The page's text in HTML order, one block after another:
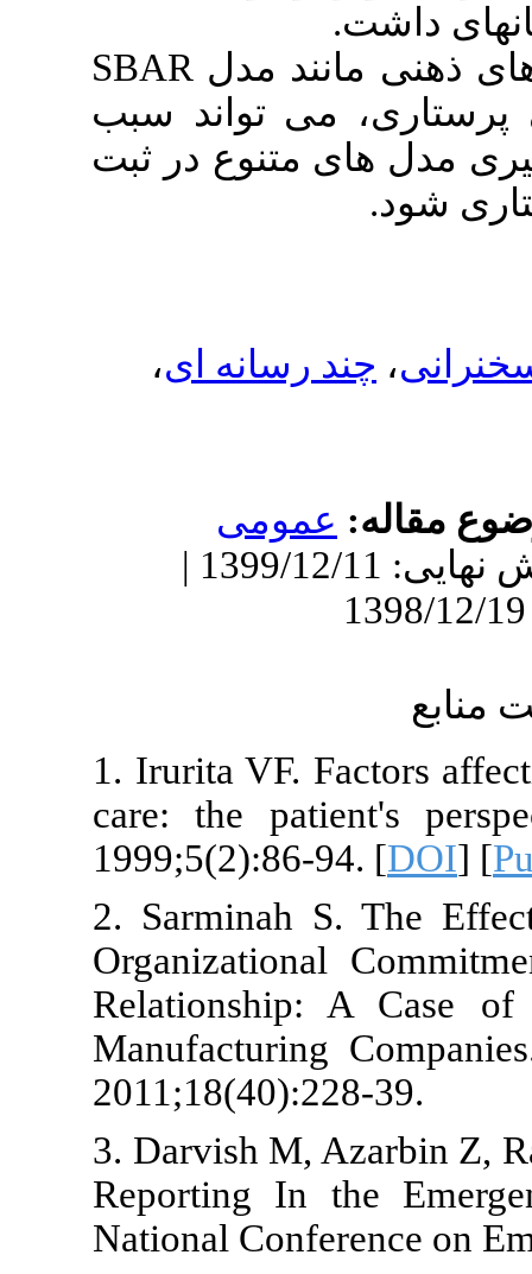
مدلSBAR
تواند سبب
در ثبت
رسانه ای،
دریافت: 1398/6/11 | ویرایش نهایی: 1399/12/11 |
1. Irurita VF.
care: the
2.
3. Darvish M,
Reporting In
National